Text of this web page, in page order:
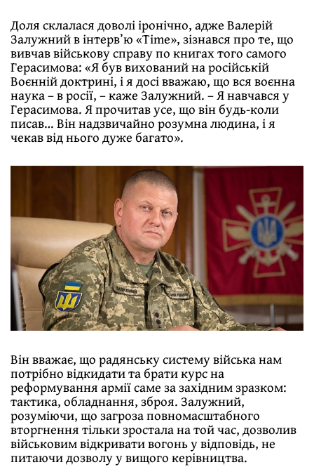
Доля склалася доволі іронічно, адже Валерій
Залужний в інтерв’ю «Time», зізнався про те, що
вивчав військову справу по книгах того самого
Герасимова: «Я був вихований на російській
Воєнній доктрині, і я досі вважаю, що вся воєнна
наука – в росії, – каже Залужний. – Я навчався у
Герасимова. Я прочитав усе, що він будь-коли
писав… Він надзвичайно розумна людина, і я
чекав від нього дуже багато».
Він вважає, що радянську систему війська нам
потрібно відкидати та брати курс на
реформування армії саме за західним зразком:
тактика, обладнання, зброя. Залужний,
розуміючи, що загроза повномасштабного
вторгнення тільки зростала на той час, дозволив
військовим відкривати вогонь у відповідь, не
питаючи дозволу у вищого керівництва.